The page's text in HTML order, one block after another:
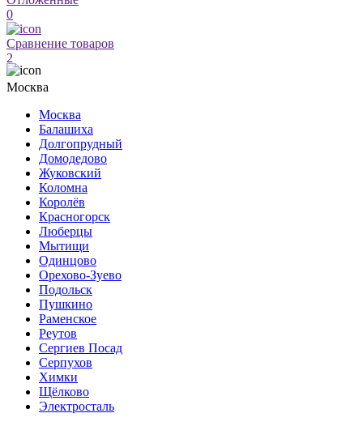
0
Сравнение товаров
2
Москва
Москва
Балашиха
Долгопрудный
Домодедово
Жуковский
Коломна
Королёв
Красногорск
Люберцы
Мытищи
Одинцово
Орехово-Зуево
Подольск
Пушкино
Раменское
Реутов
Сергиев Посад
Серпухов
Химки
Щёлково
Электросталь